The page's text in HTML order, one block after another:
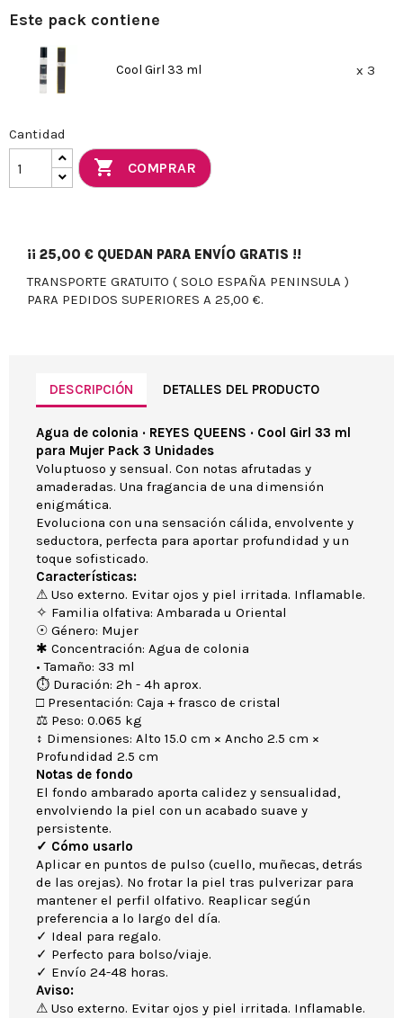
Este pack contiene
Cool Girl 33 ml x 3
Cantidad
 COMPRAR
¡¡ 25,00 € QUEDAN PARA ENVÍO GRATIS !!
TRANSPORTE GRATUITO ( SOLO ESPAÑA PENINSULA )
PARA PEDIDOS SUPERIORES A 25,00 €.
DESCRIPCIÓN DETALLES DEL PRODUCTO
Agua de colonia · REYES QUEENS · Cool Girl 33 ml
para Mujer Pack 3 Unidades
Voluptuoso y sensual. Con notas afrutadas y
amaderadas. Una fragancia de una dimensión
enigmática.
Evoluciona con una sensación cálida, envolvente y
seductora, perfecta para aportar profundidad y un
toque sofisticado.
Características:
⚠ Uso externo. Evitar ojos y piel irritada. Inflamable.
✧ Familia olfativa: Ambarada u Oriental
☉ Género: Mujer
✱ Concentración: Agua de colonia
• Tamaño: 33 ml
⏱ Duración: 2h - 4h aprox.
□ Presentación: Caja + frasco de cristal
⚖ Peso: 0.065 kg
↕ Dimensiones: Alto 15.0 cm × Ancho 2.5 cm ×
Profundidad 2.5 cm
Notas de fondo
El fondo ambarado aporta calidez y sensualidad,
envolviendo la piel con un acabado suave y
persistente.
✓ Cómo usarlo
Aplicar en puntos de pulso (cuello, muñecas, detrás
de las orejas). No frotar la piel tras pulverizar para
mantener el perfil olfativo. Reaplicar según
preferencia a lo largo del día.
✓ Ideal para regalo.
✓ Perfecto para bolso/viaje.
✓ Envío 24-48 horas.
Aviso:
⚠ Uso externo. Evitar ojos y piel irritada. Inflamable.